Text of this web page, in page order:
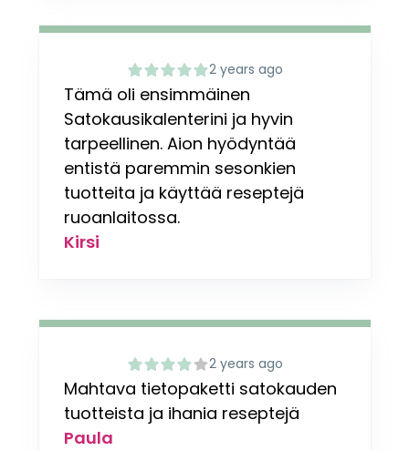
2 years ago
Tämä oli ensimmäinen
Satokausikalenterini ja hyvin
tarpeellinen. Aion hyödyntää
entistä paremmin sesonkien
tuotteita ja käyttää reseptejä
ruoanlaitossa.
Kirsi
2 years ago
Mahtava tietopaketti satokauden
tuotteista ja ihania reseptejä
Paula